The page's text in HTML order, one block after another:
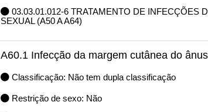
03.03.01.012-6 TRATAMENTO DE INFECÇÕES
SEXUAL (A50 A A64)
A60.1 Infecção da margem cutânea do
Classificação: Não tem dupla classificação
Restrição de sexo: Não